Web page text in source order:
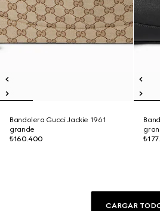
Bandolera Gucci Jackie 1961
grande
₺160.400
CARGAR